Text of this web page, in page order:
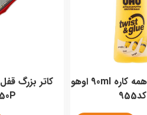
چسب مایع همه کاره 90ml اوهو
کد955
کاتر بزرگ